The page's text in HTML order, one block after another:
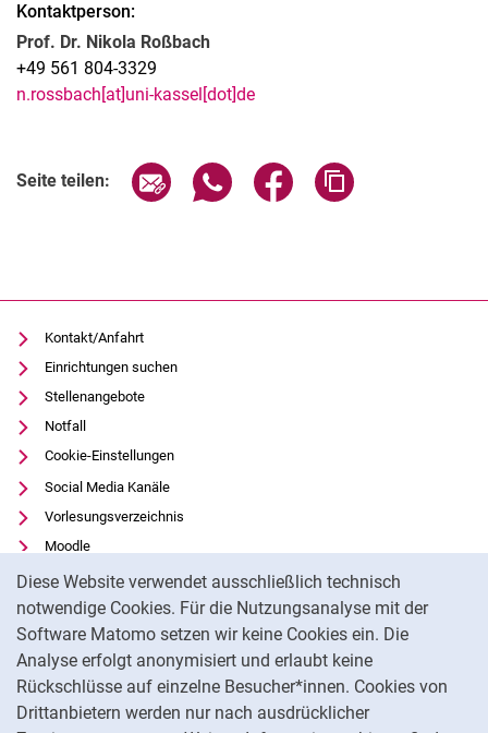
Diese Website verwendet ausschließlich technisch
notwendige Cookies. Für die Nutzungsanalyse mit der
Software Matomo setzen wir keine Cookies ein. Die
Analyse erfolgt anonymisiert und erlaubt keine
Rückschlüsse auf einzelne Besucher*innen. Cookies von
Drittanbietern werden nur nach ausdrücklicher
Kontaktperson:
Prof. Dr. Nikola Roßbach
+49 561 804-3329
n.rossbach[at]uni-kassel[dot]de
Seite teilen: Seite über E-Mail teilen
Seite über WhatsApp teilen
Seite über Facebook
Kontakt/Anfahrt
Einrichtungen suchen
Stellenangebote
Notfall
Cookie-Einstellungen
Social Media Kanäle
Vorlesungsverzeichnis
Moodle
Panopto
Universitätsbibliothek
Datenschutz
Barrierefreiheit
Transparenter KI-Einsatz